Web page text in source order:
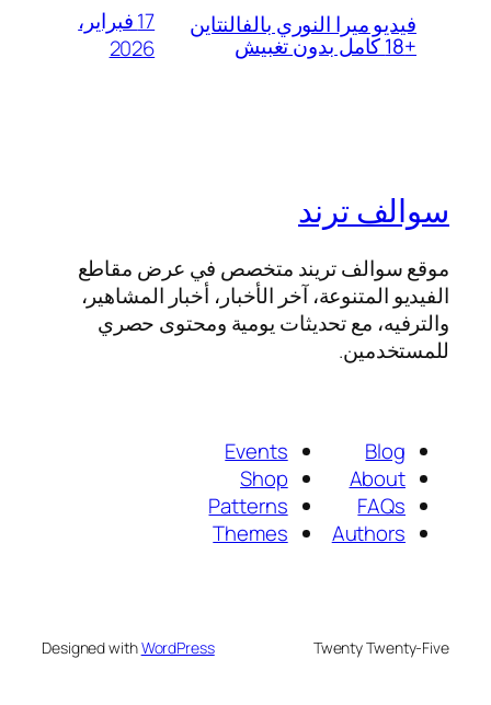
فيديو ميرا النوري بالفالنتاين
+18 كامل بدون تغبيش
17 فبراير،
2026
سوالف ترند
موقع سوالف تريند متخصص في عرض مقاطع
الفيديو المتنوعة، آخر الأخبار، أخبار المشاهير،
والترفيه، مع تحديثات يومية ومحتوى حصري
للمستخدمين.
Blog
About
FAQs
Authors
Events
Shop
Patterns
Themes
Twenty Twenty-Five
Designed withWordPress